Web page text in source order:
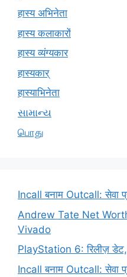
हास्य अभिनेता
हास्य कलाकारों
हास्य व्यंग्यकार
हास्यकार्
हास्याभिनेता
સામાન્ય
பொது
Incall बनाम Outcall: सेवा
Andrew Tate Net
Vivado
PlayStation 6: रिलीज़
Incall बनाम Outcall: सेवा